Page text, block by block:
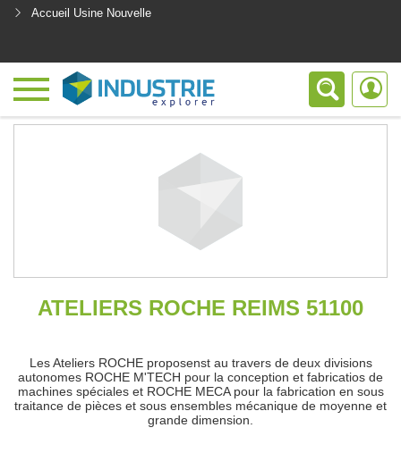
Accueil Usine Nouvelle
ATELIERS ROCHE REIMS 51100
Les Ateliers ROCHE proposenst au travers de deux divisions
autonomes ROCHE M'TECH pour la conception et fabricatios de
machines spéciales et ROCHE MECA pour la fabrication en sous
traitance de pièces et sous ensembles mécanique de moyenne et
grande dimension.